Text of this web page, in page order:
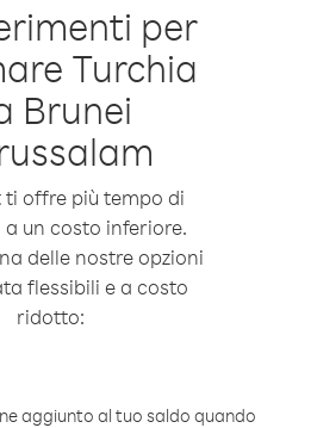
per
Turchia
Brunei
ti offre più tempo di
un costo inferiore.
delle nostre opzioni
flessibili e a costo
ridotto:
aggiunto al tuo saldo quando